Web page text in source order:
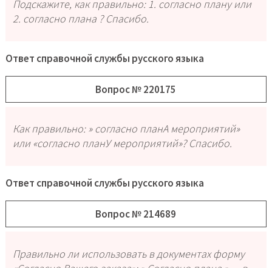
Подскажите, как правильно: 1. согласно плану или
2. согласно плана ? Спасибо.
Ответ справочной службы русского языка
Вопрос № 220175
Как правильно: » согласно планА мероприятий»
или «согласно планУ мероприятий»? Спасибо.
Ответ справочной службы русского языка
Вопрос № 214689
Правильно ли использовать в документах форму